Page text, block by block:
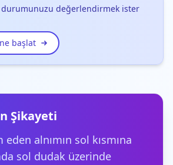
durumunuzu değerlendirmek ister
başlat
Şikayeti
eden alnımın sol kısmına
sol dudak üzerinde